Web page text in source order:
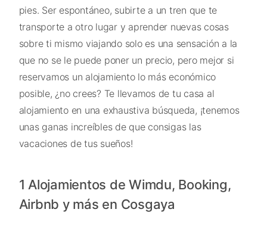
pies. Ser espontáneo, subirte a un tren que te
transporte a otro lugar y aprender nuevas cosas
sobre ti mismo viajando solo es una sensación a la
que no se le puede poner un precio, pero mejor si
reservamos un alojamiento lo más económico
posible, ¿no crees? Te llevamos de tu casa al
alojamiento en una exhaustiva búsqueda, ¡tenemos
unas ganas increíbles de que consigas las
vacaciones de tus sueños!
1 Alojamientos de Wimdu, Booking,
Airbnb y más en Cosgaya